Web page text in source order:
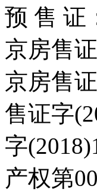
预 售 证
京房售
京房售
售证字
字
产权第